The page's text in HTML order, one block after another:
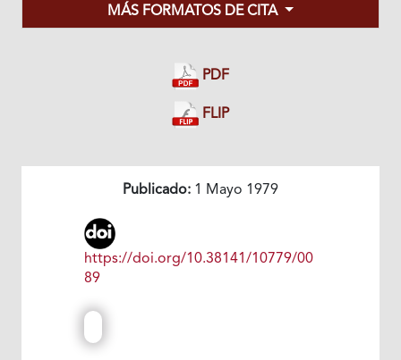
MÁS FORMATOS DE CITA
PDF
FLIP
Publicado: 1 Mayo 1979
https://doi.org/10.38141/10779/00
89